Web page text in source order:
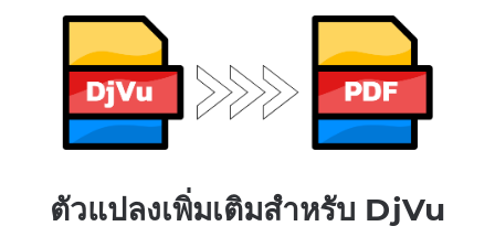
ตัวแปลงเพิ่มเติมสำหรับ DjVu